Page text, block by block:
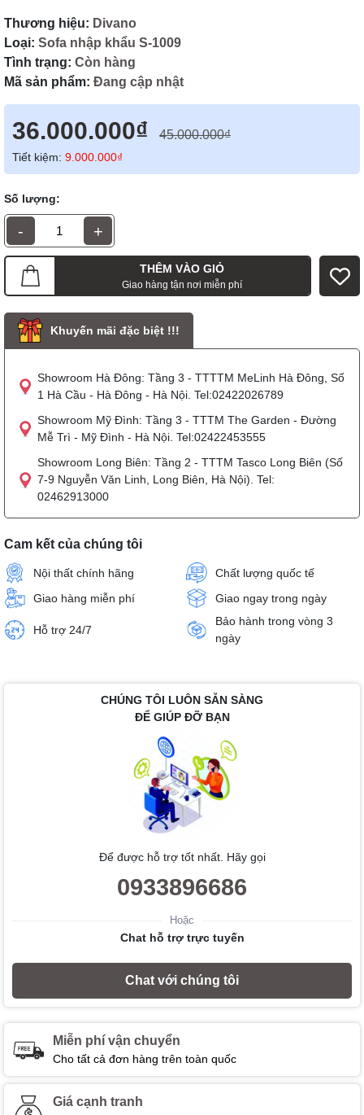
Thương hiệu: Divano
Loại: Sofa nhập khẩu S-1009
Tình trạng: Còn hàng
Mã sản phẩm: Đang cập nhật
36.000.000₫ 45.000.000₫
Tiết kiệm: 9.000.000₫
Số lượng:
- +
THÊM VÀO GIỎ
Giao hàng tận nơi miễn phí
Khuyến mãi đặc biệt !!!
Showroom Hà Đông: Tầng 3 - TTTTM MeLinh Hà Đông, Số
1 Hà Cầu - Hà Đông - Hà Nội. Tel:02422026789
Showroom Mỹ Đình: Tầng 3 - TTTM The Garden - Đường
Mễ Trì - Mỹ Đình - Hà Nội. Tel:02422453555
Showroom Long Biên: Tầng 2 - TTTM Tasco Long Biên (Số
7-9 Nguyễn Văn Linh, Long Biên, Hà Nội). Tel:
02462913000
Cam kết của chúng tôi
Nội thất chính hãng
Chất lượng quốc tế
Giao hàng miễn phí
Giao ngay trong ngày
Hỗ trợ 24/7
Bảo hành trong vòng 3
ngày
CHÚNG TÔI LUÔN SẴN SÀNG
ĐỂ GIÚP ĐỠ BẠN
Để được hỗ trợ tốt nhất. Hãy gọi
0933896686
Hoặc
Chat hỗ trợ trực tuyến
Chat với chúng tôi
Miễn phí vận chuyển
Cho tất cả đơn hàng trên toàn quốc
Giá cạnh tranh